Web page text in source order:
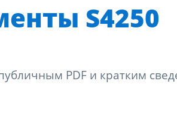
S4250
PDF и кратким